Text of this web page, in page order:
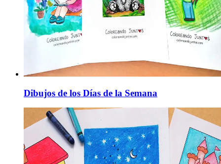
Dibujos de los Días de la Semana